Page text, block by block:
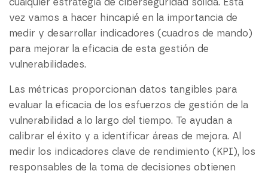
cualquier estrategia de ciberseguridad sólida. Esta
vez vamos a hacer hincapié en la importancia de
medir y desarrollar indicadores (cuadros de mando)
para mejorar la eficacia de esta gestión de
vulnerabilidades.
Las métricas proporcionan datos tangibles para
evaluar la eficacia de los esfuerzos de gestión de la
vulnerabilidad a lo largo del tiempo. Te ayudan a
calibrar el éxito y a identificar áreas de mejora. Al
medir los indicadores clave de rendimiento (KPI), los
responsables de la toma de decisiones obtienen